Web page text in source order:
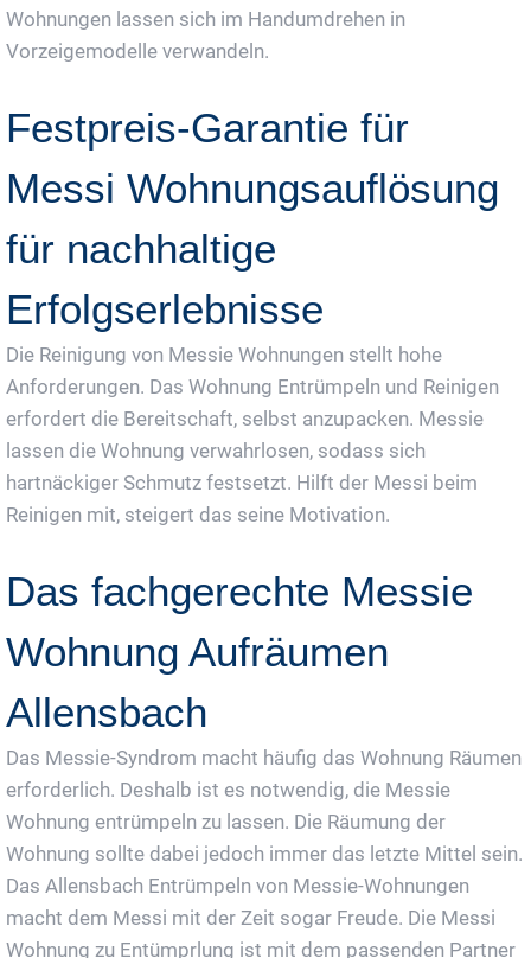
Wohnungen lassen sich im Handumdrehen in
Vorzeigemodelle verwandeln.
Festpreis-Garantie für
Messi Wohnungsauflösung
für nachhaltige
Erfolgserlebnisse
Die Reinigung von Messie Wohnungen stellt hohe
Anforderungen. Das Wohnung Entrümpeln und Reinigen
erfordert die Bereitschaft, selbst anzupacken. Messie
lassen die Wohnung verwahrlosen, sodass sich
hartnäckiger Schmutz festsetzt. Hilft der Messi beim
Reinigen mit, steigert das seine Motivation.
Das fachgerechte Messie
Wohnung Aufräumen
Allensbach
Das Messie-Syndrom macht häufig das Wohnung Räumen
erforderlich. Deshalb ist es notwendig, die Messie
Wohnung entrümpeln zu lassen. Die Räumung der
Wohnung sollte dabei jedoch immer das letzte Mittel sein.
Das Allensbach Entrümpeln von Messie-Wohnungen
macht dem Messi mit der Zeit sogar Freude. Die Messi
Wohnung zu Entümprlung ist mit dem passenden Partner